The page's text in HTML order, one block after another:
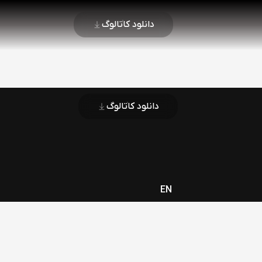
دانلود کاتالوگ
دانلود کاتالوگ
EN